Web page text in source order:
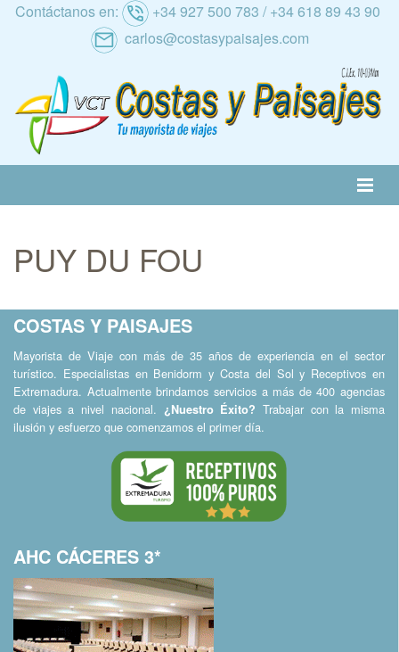
Contáctanos en:
+34 927 500 783 / +34 618 89 43 90
carlos@costasypaisajes.com
AL IMSERSO
PUY DU FOU
COSTAS Y PAISAJES
Mayorista de Viaje con más de 35 años de experiencia en el sector
turístico. Especialistas en Benidorm y Costa del Sol y Receptivos en
Extremadura. Actualmente brindamos servicios a más de 400 agencias
de viajes a nivel nacional. ¿Nuestro Éxito? Trabajar con la misma
ilusión y esfuerzo que comenzamos el primer día.
AHC CÁCERES 3*